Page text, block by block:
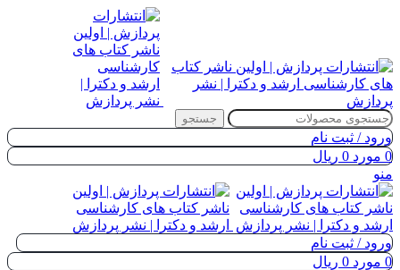
جستجو
ورود / ثبت نام
0 مورد 0 ریال
منو
ورود / ثبت نام
0 مورد 0 ریال